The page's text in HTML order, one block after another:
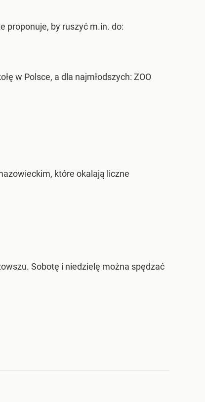
proponuje, by ruszyć m.in. do:
w Polsce, a dla najmłodszych: ZOO
które okalają liczne
Sobotę i niedzielę można spędzać